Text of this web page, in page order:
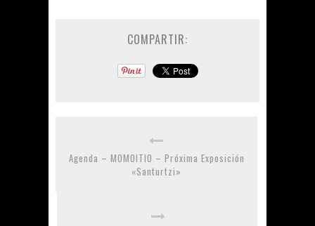
COMPARTIR:
Agenda – MOMOITIO – Próxima Exposición
«Santurtzi»